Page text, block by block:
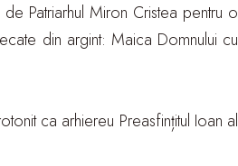
Patriarhul Miron Cristea pentru o
din argint: Maica Domnului cu
ca arhiereu Preasfințitul Ioan al